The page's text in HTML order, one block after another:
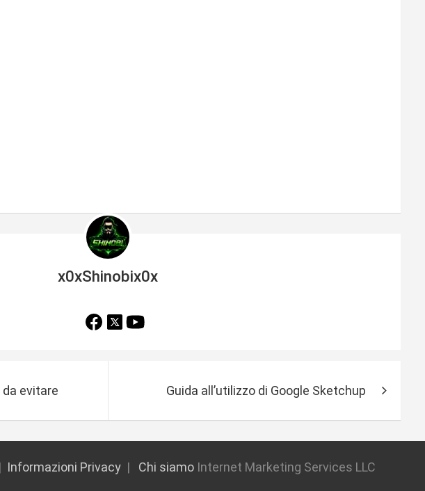
x0xShinobix0x
da evitare Guida all’utilizzo di Google Sketchup
Informazioni Privacy Chi siamo Internet Marketing Services LLC